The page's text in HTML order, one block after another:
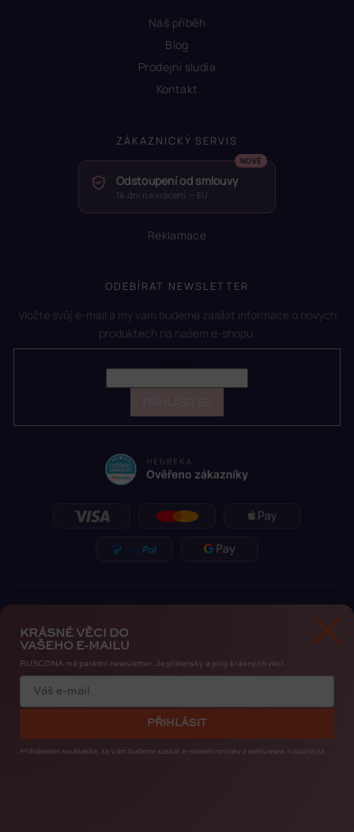
Náš příběh
Blog
Prodejní sludia
Kontakt
ZÁKAZNICKÝ SERVIS
Odstoupení od smlouvy
14 dní na vrácení — EU
Reklamace
ODEBÍRAT NEWSLETTER
Vložte svůj e-mail a my vám budeme zasílat informace o nových
produktech na našem e-shopu.
Zásady ochrany osobních údajůCookies
Copyright 2026RUSCONA Česko. Všechna práva vyhrazena.
Upravit nastavení cookies
KRÁSNÉ VĚCI DO
VAŠEHO E-MAILU
RUSCONA má parádní newsletter. Je přátelský a plný krásných věcí.
PŘIHLÁSIT
Přihlášením souhlasíte, že Vám budeme zasílat e-mailem novinky z webu www.ruscona.cz.